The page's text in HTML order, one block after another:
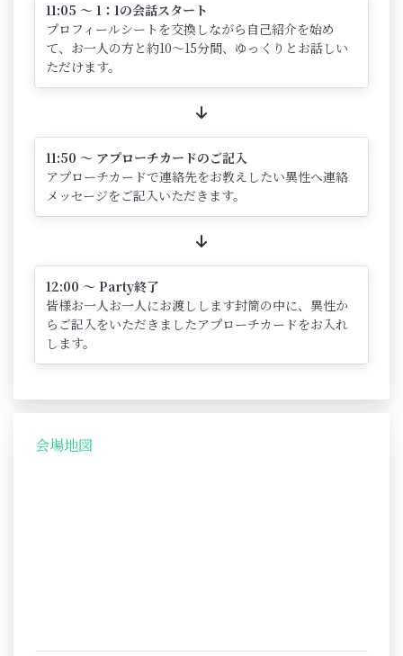
11:05 ～ 1：1の会話スタート
プロフィールシートを交換しながら自己紹介を始め
て、お一人の方と約10～15分間、ゆっくりとお話しい
ただけます。
11:50 ～ アプローチカードのご記入
アプローチカードで連絡先をお教えしたい異性へ連絡
メッセージをご記入いただきます。
12:00 ～ Party終了
皆様お一人お一人にお渡しします封筒の中に、異性か
らご記入をいただきましたアプローチカードをお入れ
します。
会場地図